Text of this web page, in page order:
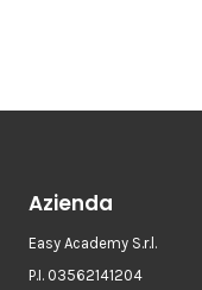
Azienda
Easy Academy S.r.l.
P.I. 03562141204